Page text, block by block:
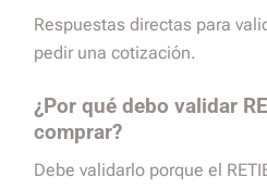
Respuestas directas para
pedir una cotización.
¿Por qué debo validar
comprar?
Debe validarlo porque el